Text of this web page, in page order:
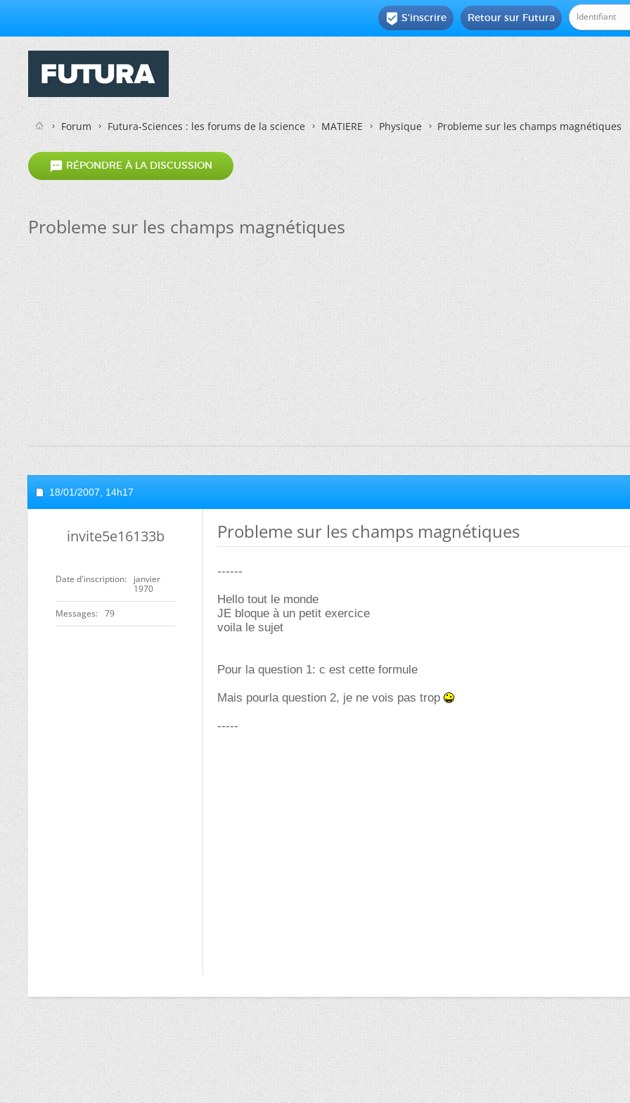
Retour sur Futura
 S'inscrire
Forum Futura-Sciences : les forums de la science MATIERE Physique Probleme sur les champs magnétiques
 RÉPONDRE À LA DISCUSSION
Probleme sur les champs magnétiques
18/01/2007, 14h17
invite5e16133b
Date d'inscription
janvier
1970
Messages 79
Probleme sur les champs magnétiques
------
Hello tout le monde
JE bloque à un petit exercice
voila le sujet
Pour la question 1: c est cette formule
Mais pourla question 2, je ne vois pas trop
-----